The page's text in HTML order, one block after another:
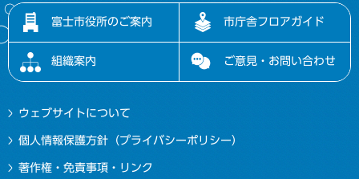
富士市役所のご案内 市庁舎フロアガイド
組織案内 ご意見・お問い合わせ
ウェブサイトについて
個人情報保護方針（プライバシーポリシー）
著作権・免責事項・リンク